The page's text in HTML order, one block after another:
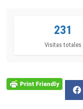
231
Visitas totales